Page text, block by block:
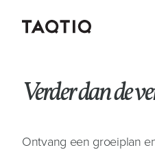
Verder dan de
Ontvang een groeiplan